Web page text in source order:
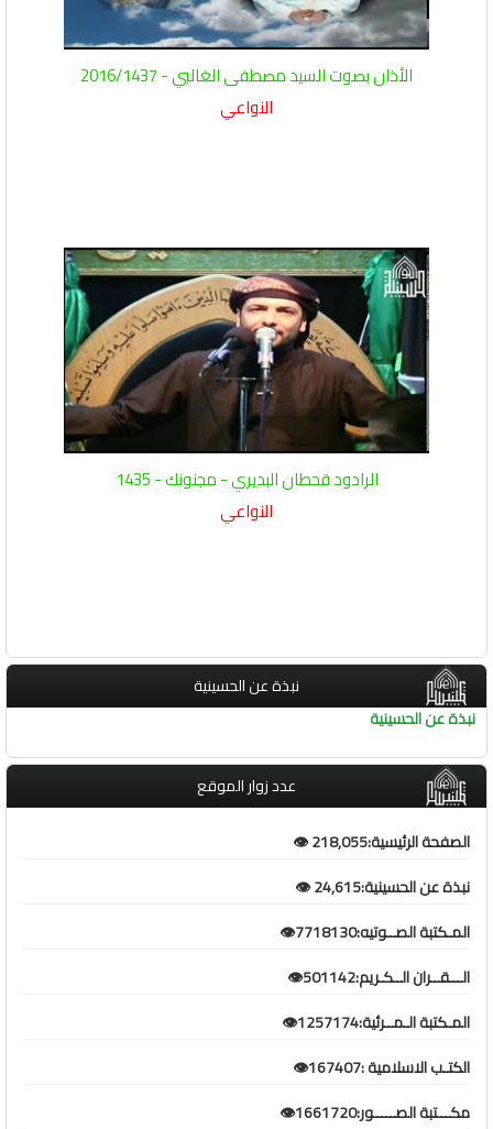
الأذان بصوت السيد مصطفى الغالبي - 2016/1437
النواعي
الرادود قحطان البديري - مجنونك - 1435
النواعي
نبذة عن الحسينية
نبذة عن الحسينية
عدد زوار الموقع
الصفحة الرئيسية:218,055 👁️
نبذة عن الحسينية:24,615 👁️
المـكتبة الصــوتيه:7718130👁️
الـــقــران الــكـريم:501142👁️
المـكتبة الـمــرئية:1257174👁️
الكتـب الاسلامية :167407👁️
مكـــتبة الصـــــور:1661720👁️